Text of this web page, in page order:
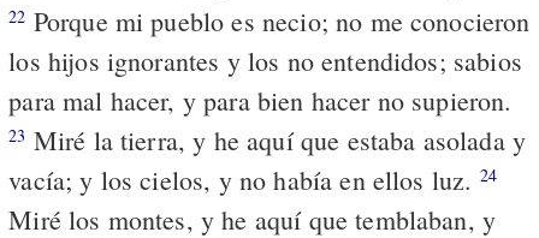
22 Porque mi pueblo es necio; no me conocieron
los hijos ignorantes y los no entendidos; sabios
para mal hacer, y para bien hacer no supieron.
23 Miré la tierra, y he aquí que estaba asolada y
vacía; y los cielos, y no había en ellos luz. 24
Miré los montes, y he aquí que temblaban, y